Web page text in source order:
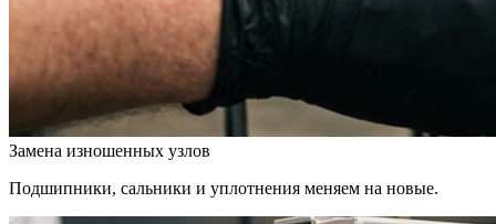
Замена изношенных узлов
Подшипники, сальники и уплотнения меняем на новые.